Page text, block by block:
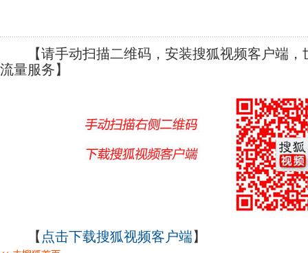
【请手动扫描二维码，安装搜狐视频客户端，
流量服务】
【 点击下载搜狐视频客户端】